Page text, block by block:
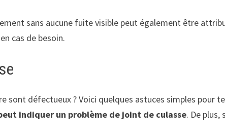
sans aucune fuite visible peut également être
cas de besoin.
sont défectueux ? Voici quelques astuces simples pour
indiquer un problème de joint de culasse. De